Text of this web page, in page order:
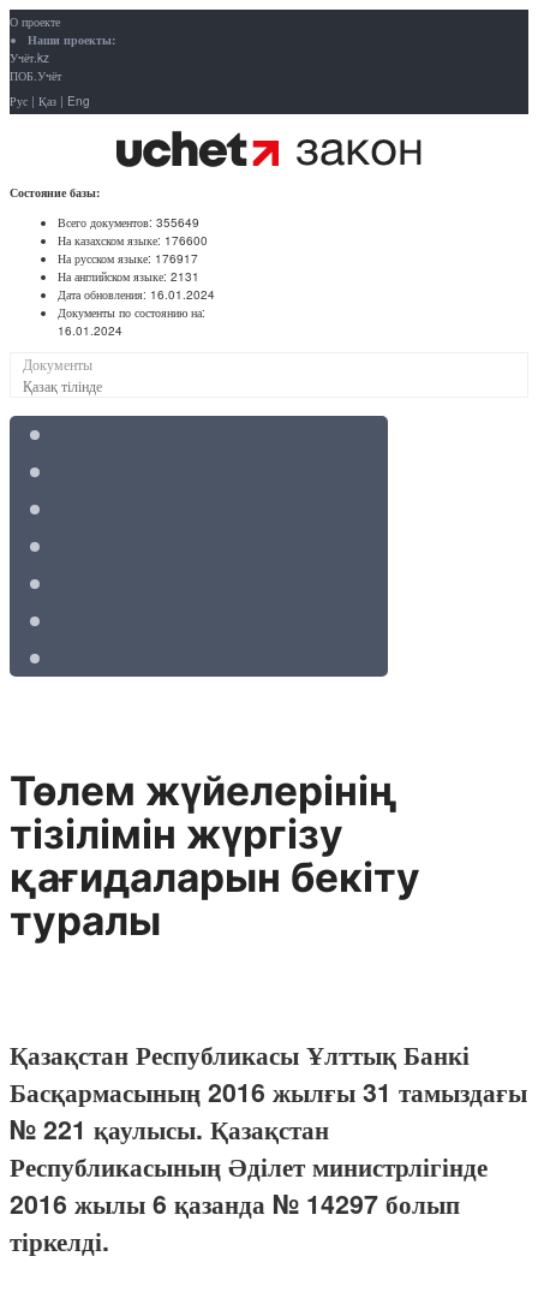
О проекте
Наши проекты:
Учёт.kz
ПОБ.Учёт
Рус | Қаз | Eng
Состояние базы:
Всего документов: 355649
На казахском языке: 176600
На русском языке: 176917
На английском языке: 2131
Дата обновления: 16.01.2024
Документы по состоянию на:
16.01.2024
Документы
Қазақ тілінде
Төлем жүйелерінің
тізілімін жүргізу
қағидаларын бекіту
туралы
Қазақстан Республикасы Ұлттық Банкі
Басқармасының 2016 жылғы 31 тамыздағы
№ 221 қаулысы. Қазақстан
Республикасының Әділет министрлігінде
2016 жылы 6 қазанда № 14297 болып
тіркелді.